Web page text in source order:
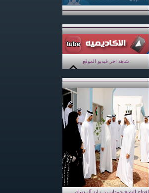
شاهد اخر فيديو الموقع
افتتاح الشيخ حمدان بن زايد آل نهيان